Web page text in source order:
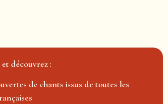
découvrez :
de chants issus de toutes les